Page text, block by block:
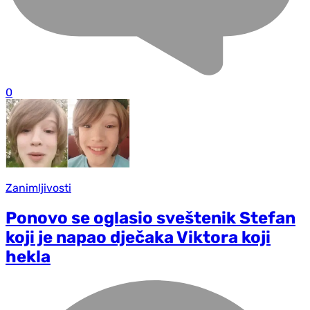
0
Zanimljivosti
Ponovo se oglasio sveštenik Stefan
koji je napao dječaka Viktora koji
hekla